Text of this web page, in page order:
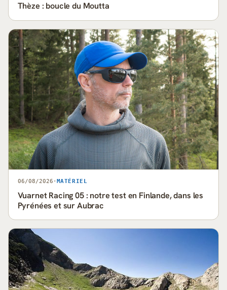
Thèze : boucle du Moutta
06/08/2026 · MATÉRIEL
Vuarnet Racing 05 : notre test en Finlande, dans les
Pyrénées et sur Aubrac